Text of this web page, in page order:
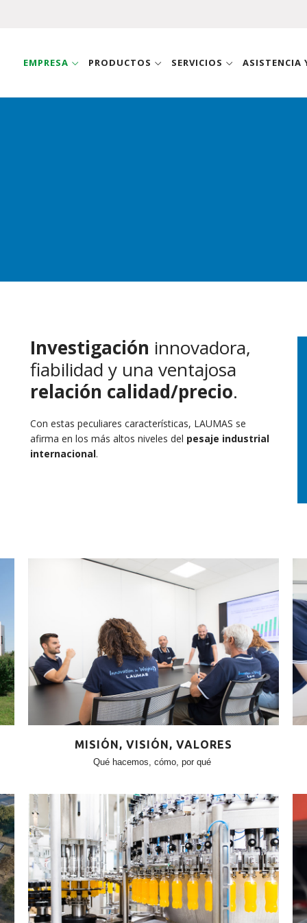
EMPRESA PRODUCTOS SERVICIOS ASISTENCIA
Investigación innovadora,
fiabilidad y una ventajosa
relación calidad/precio.
Con estas peculiares características, LAUMAS se
afirma en los más altos niveles del pesaje industrial
internacional.
MISIÓN, VISIÓN, VALORES
Qué hacemos, cómo, por qué